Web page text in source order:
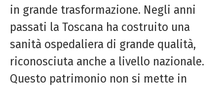
in grande trasformazione. Negli anni
passati la Toscana ha costruito una
sanità ospedaliera di grande qualità,
riconosciuta anche a livello nazionale.
Questo patrimonio non si mette in